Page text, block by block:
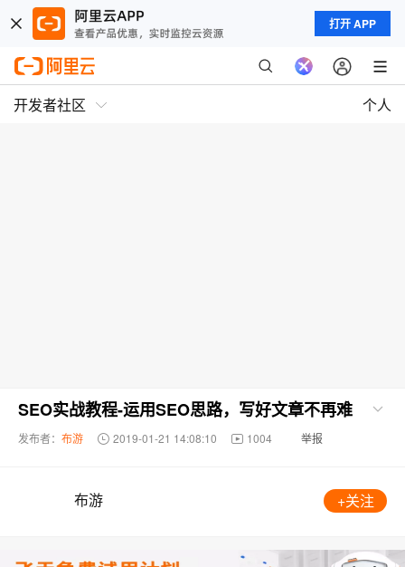
打开 APP
开发者社区 个人
SEO实战教程-运用SEO思路，写好文章不再难
发布者： 布游 2019-01-21 14:08:10 1004 举报
布游 +关注